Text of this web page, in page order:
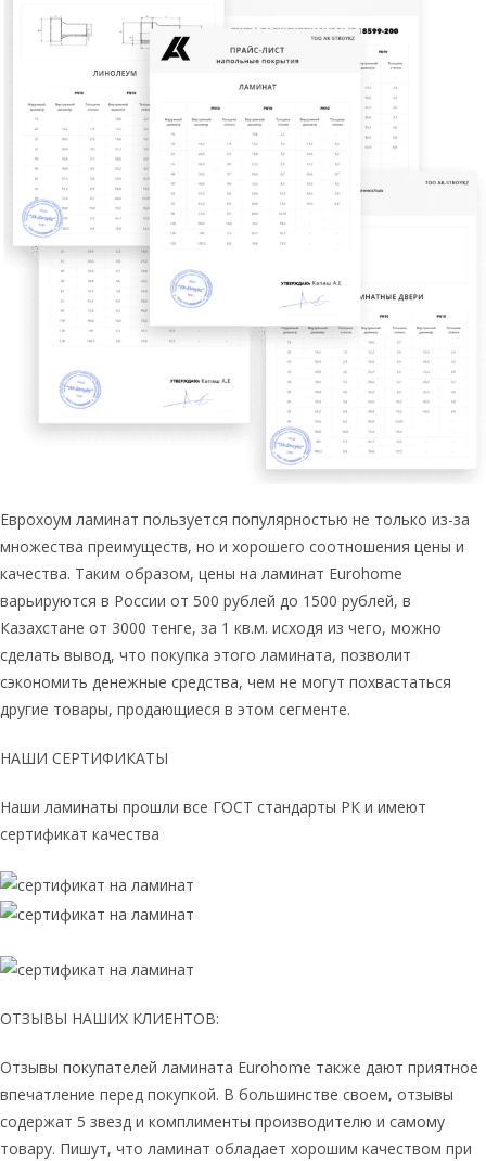
Еврохоум ламинат пользуется популярностью не только из-за
множества преимуществ, но и хорошего соотношения цены и
качества. Таким образом, цены на ламинат Eurohome
варьируются в России от 500 рублей до 1500 рублей, в
Казахстане от 3000 тенге, за 1 кв.м. исходя из чего, можно
сделать вывод, что покупка этого ламината, позволит
сэкономить денежные средства, чем не могут похвастаться
другие товары, продающиеся в этом сегменте.
НАШИ СЕРТИФИКАТЫ
Наши ламинаты прошли все ГОСТ стандарты РК и имеют
сертификат качества
ОТЗЫВЫ НАШИХ КЛИЕНТОВ:
Отзывы покупателей ламината Eurohome также дают приятное
впечатление перед покупкой. В большинстве своем, отзывы
содержат 5 звезд и комплименты производителю и самому
товару. Пишут, что ламинат обладает хорошим качеством при